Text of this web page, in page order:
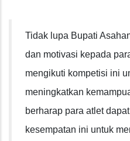
Tidak lupa Bupati
dan motivasi kepada
mengikuti kompetisi ini
meningkatkan
berharap para atlet
kesempatan ini untuk